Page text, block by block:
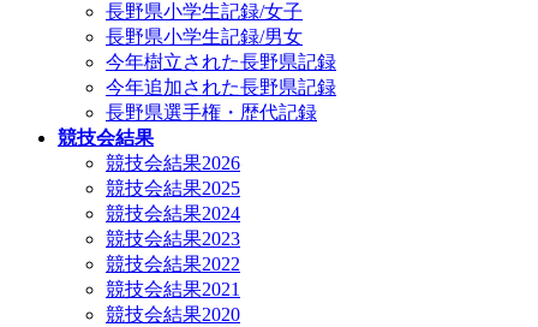
長野県小学生記録/女子
長野県小学生記録/男女
今年樹立された長野県記録
今年追加された長野県記録
長野県選手権・歴代記録
競技会結果
競技会結果2026
競技会結果2025
競技会結果2024
競技会結果2023
競技会結果2022
競技会結果2021
競技会結果2020